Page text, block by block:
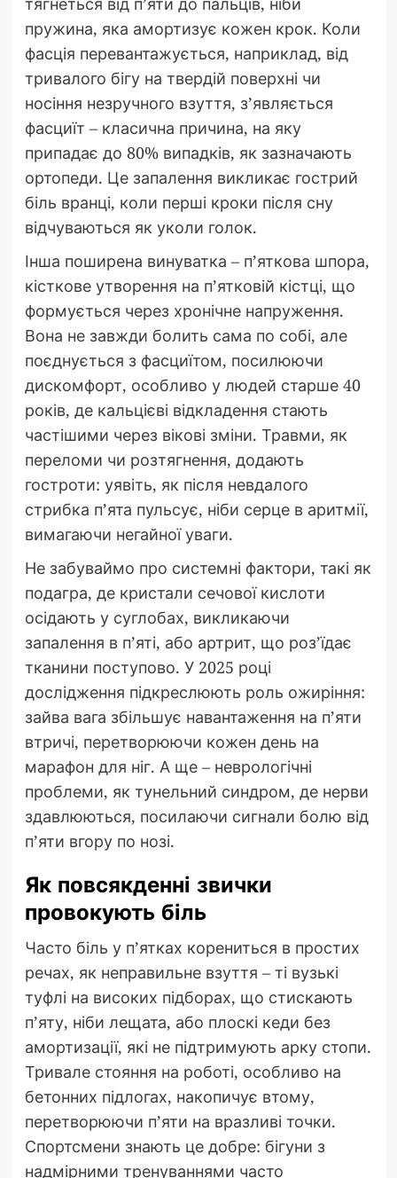
пружина, яка амортизує кожен крок. Коли
фасція перевантажується, наприклад, від
тривалого бігу на твердій поверхні чи
носіння незручного взуття, з’являється
фасциїт – класична причина, на яку
припадає до 80% випадків, як зазначають
ортопеди. Це запалення викликає гострий
біль вранці, коли перші кроки після сну
відчуваються як уколи голок.
Інша поширена винуватка – п’яткова шпора,
кісткове утворення на п’ятковій кістці, що
формується через хронічне напруження.
Вона не завжди болить сама по собі, але
поєднується з фасциїтом, посилюючи
дискомфорт, особливо у людей старше 40
років, де кальцієві відкладення стають
частішими через вікові зміни. Травми, як
переломи чи розтягнення, додають
гостроти: уявіть, як після невдалого
стрибка п’ята пульсує, ніби серце в аритмії,
вимагаючи негайної уваги.
Не забуваймо про системні фактори, такі як
подагра, де кристали сечової кислоти
осідають у суглобах, викликаючи
запалення в п’яті, або артрит, що роз’їдає
тканини поступово. У 2025 році
дослідження підкреслюють роль ожиріння:
зайва вага збільшує навантаження на п’яти
втричі, перетворюючи кожен день на
марафон для ніг. А ще – неврологічні
проблеми, як тунельний синдром, де нерви
здавлюються, посилаючи сигнали болю від
п’яти вгору по нозі.
Як повсякденні звички
провокують біль
Часто біль у п’ятках корениться в простих
речах, як неправильне взуття – ті вузькі
туфлі на високих підборах, що стискають
п’яту, ніби лещата, або плоскі кеди без
амортизації, які не підтримують арку стопи.
Тривале стояння на роботі, особливо на
бетонних підлогах, накопичує втому,
перетворюючи п’яти на вразливі точки.
Спортсмени знають це добре: бігуни з
надмірними тренуваннями часто